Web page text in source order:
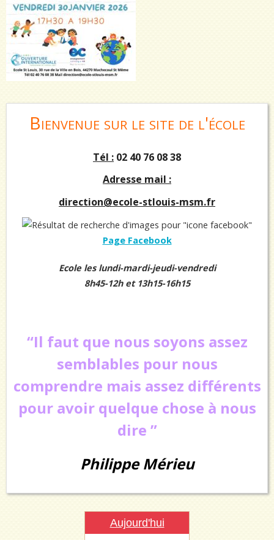
Bienvenue sur le site de l'école
Tél : 02 40 76 08 38
Adresse mail :
direction@ecole-stlouis-msm.fr
Page Facebook
Ecole les lundi-mardi-jeudi-vendredi
8h45-12h et 13h15-16h15
“Il faut que nous soyons assez
semblables pour nous
comprendre mais assez différents
pour avoir quelque chose à nous
dire ”
Philippe Mérieu
Aujourd'hui